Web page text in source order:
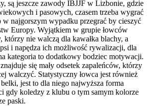
są jeszcze zawody IBJJF w Lizbonie, gdzie
i pasowych, czasem trzeba wygrać
najgorszym wypadku przegrać by cieszyć
Europy. Wyjątkiem w grupie łowców
którzy nie walczą dla kawałka blachy, a
i napędza ich możliwość rywalizacji, dla
kategoria to dodatkowy bodziec motywacji.
się mały odsetek zapaleńców, którzy
walczyć. Statystyczny łowca jest również
belki, jest to dla niego najwyższa forma
gdy koledzy z klubu o tym samym kolorze
paski.